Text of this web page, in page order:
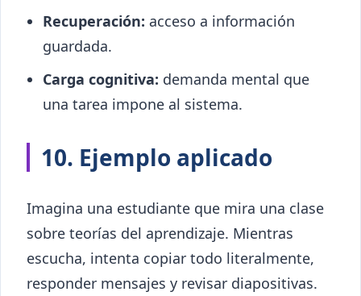
Recuperación: acceso a información
guardada.
Carga cognitiva: demanda mental que
una tarea impone al sistema.
10. Ejemplo aplicado
Imagina una estudiante que mira una clase
sobre teorías del aprendizaje. Mientras
escucha, intenta copiar todo literalmente,
responder mensajes y revisar diapositivas.